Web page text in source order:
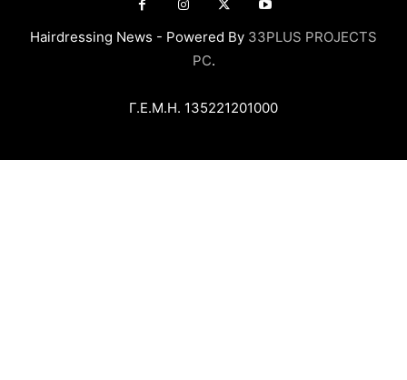
Hairdressing News - Powered By 33PLUS PROJECTS
PC.
Γ.Ε.Μ.Η. 135221201000